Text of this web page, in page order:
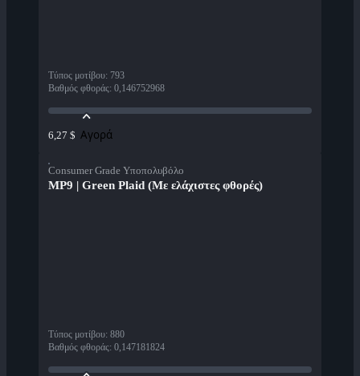
Τύπος μοτίβου: 793
Βαθμός φθοράς: 0,146752968
6,27 $ Αγορά
Consumer Grade Υποπολυβόλο
MP9 | Green Plaid (Με ελάχιστες φθορές)
Τύπος μοτίβου: 880
Βαθμός φθοράς: 0,147181824